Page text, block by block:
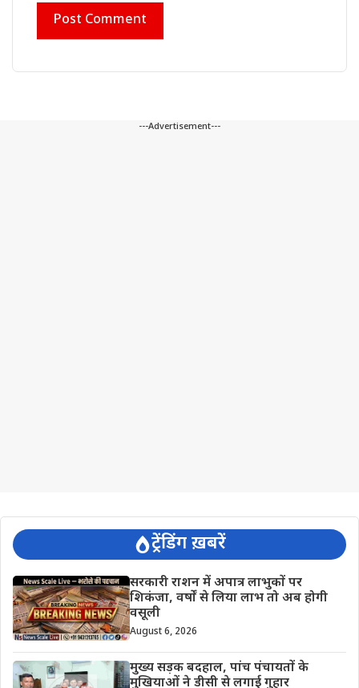
---Advertisement---
ट्रेंडिंग ख़बरें
सरकारी राशन में अपात्र लाभुकों पर
शिकंजा, वर्षों से लिया लाभ तो अब होगी
वसूली
August 6, 2026
मुख्य सड़क बदहाल, पांच पंचायतों के
मुखियाओं ने डीसी से लगाई गुहार